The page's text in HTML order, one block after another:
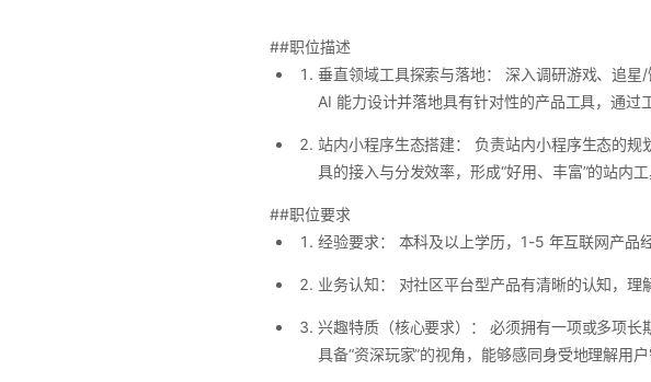
##职位描述
垂直领域工具探索与落地： 深入调研游戏、追
AI 能力设计并落地具有针对性的产品工具，通过
站内小程序生态搭建： 负责站内小程序生态的
具的接入与分发效率，形成“好用、丰富”的站内
##职位要求
经验要求： 本科及以上学历，1-5 年互联网产品
业务认知： 对社区平台型产品有清晰的认知，理
兴趣特质（核心要求）： 必须拥有一项或多项
具备“资深玩家”的视角，能够感同身受地理解用